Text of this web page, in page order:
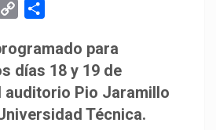
p
y
L
i
m
p
a
r
para
días 18 y 19 de
auditorio Pio Jaramillo
Técnica.